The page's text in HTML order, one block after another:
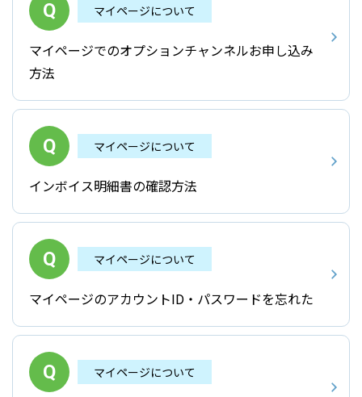
マイページについて
マイページでのオプションチャンネルお申し込み
方法
マイページについて
インボイス明細書の確認方法
マイページについて
マイページのアカウントID・パスワードを忘れた
マイページについて